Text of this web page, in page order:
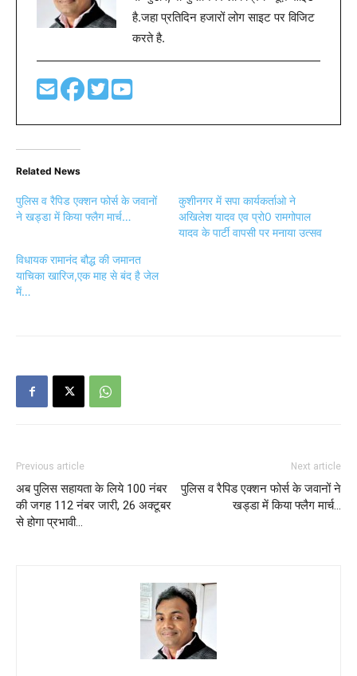
है.जहा प्रतिदिन हजारों लोग साइट पर विजिट
करते है.
Related News
पुलिस व रैपिड एक्शन फोर्स के जवानों
ने खड्डा में किया फ्लैग मार्च…
कुशीनगर में सपा कार्यकर्ताओ ने
अखिलेश यादव एव प्रो0 रामगोपाल
यादव के पार्टी वापसी पर मनाया उत्सव
विधायक रामानंद बौद्ध की जमानत
याचिका खारिज,एक माह से बंद है जेल
में…
Previous article
अब पुलिस सहायता के लिये 100 नंबर
की जगह 112 नंबर जारी, 26 अक्टूबर
से होगा प्रभावी…
Next article
पुलिस व रैपिड एक्शन फोर्स के जवानों ने
खड्डा में किया फ्लैग मार्च…